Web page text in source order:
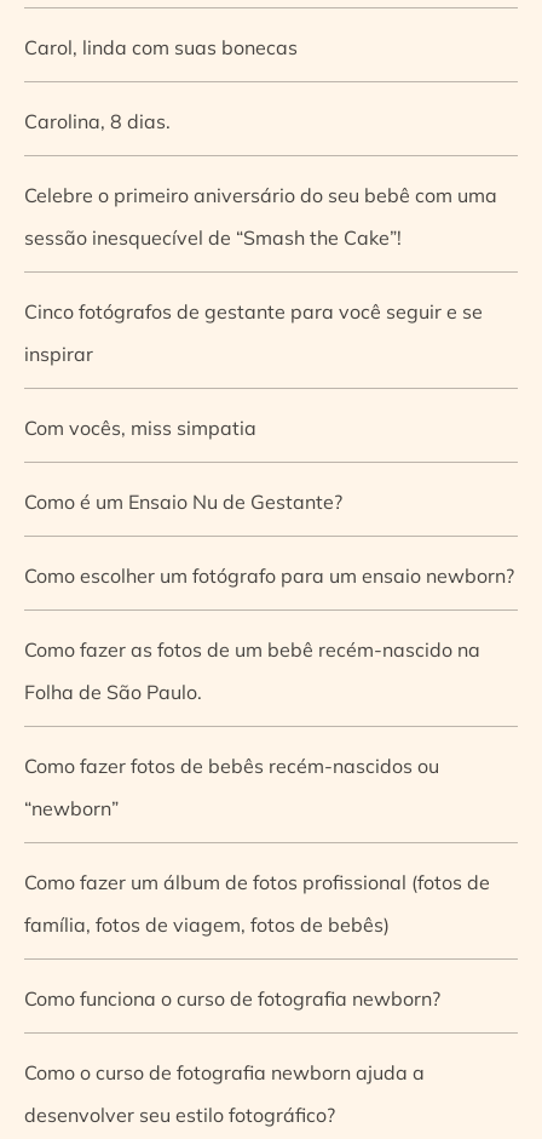
Carol, linda com suas bonecas
Carolina, 8 dias.
Celebre o primeiro aniversário do seu bebê com uma
sessão inesquecível de “Smash the Cake”!
Cinco fotógrafos de gestante para você seguir e se
inspirar
Com vocês, miss simpatia
Como é um Ensaio Nu de Gestante?
Como escolher um fotógrafo para um ensaio newborn?
Como fazer as fotos de um bebê recém-nascido na
Folha de São Paulo.
Como fazer fotos de bebês recém-nascidos ou
“newborn”
Como fazer um álbum de fotos profissional (fotos de
família, fotos de viagem, fotos de bebês)
Como funciona o curso de fotografia newborn?
Como o curso de fotografia newborn ajuda a
desenvolver seu estilo fotográfico?